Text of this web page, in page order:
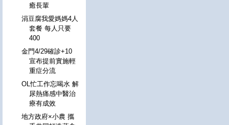
癒長輩
涓豆腐我愛媽媽4人
套餐 每人只要
400
金門4/29確診+10
宣布提前實施輕
重症分流
OL忙工作忘喝水 解
尿熱痛感中醫治
療有成效
地方政府×小農 攜